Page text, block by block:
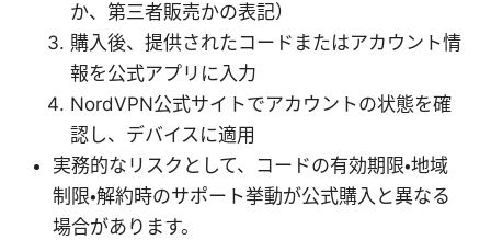
か、第三者販売かの表記）
購入後、提供されたコードまたはアカウント情
報を公式アプリに入力
NordVPN公式サイトでアカウントの状態を確
認し、デバイスに適用
実務的なリスクとして、コードの有効期限・地域
制限・解約時のサポート挙動が公式購入と異なる
場合があります。